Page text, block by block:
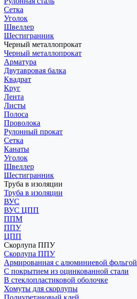
Сетка
Уголок
Швеллер
Шестигранник
Черный металлопрокат
Черный металлопрокат
Арматура
Двутавровая балка
Квадрат
Круг
Лента
Листы
Полоса
Проволока
Рулонный прокат
Сетка
Канаты
Уголок
Швеллер
Шестигранник
Труба в изоляции
Труба в изоляции
ВУС
ВУС ЦПП
ППМ
ППУ
ЦПП
Скорлупа ППУ
Скорлупа ППУ
Армированная с алюминиевой фольгой
С покрытием из оцинкованной стали
В стеклопластиковой оболочке
Хомуты для скорлупы
Полиуретановый клей